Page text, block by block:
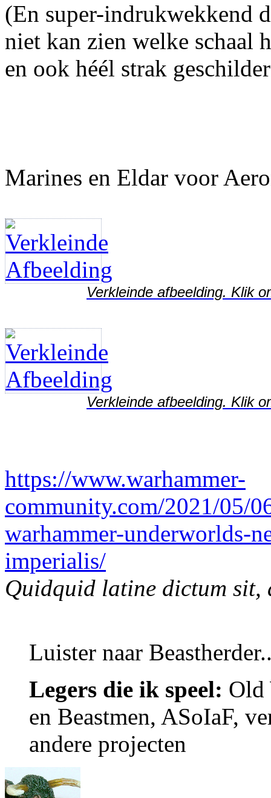
(En super-indrukwekkend
niet kan zien welke schaal
en ook héél strak
Marines en Eldar voor
Verkleinde afbeelding. Klik
Verkleinde afbeelding. Klik
https://www.warhammer-
community.com/2021/05/
warhammer-underworlds-
imperialis/
Quidquid latine dictum sit,
Luister naar
Legers die ik speel: Old
en Beastmen, ASoIaF,
andere projecten